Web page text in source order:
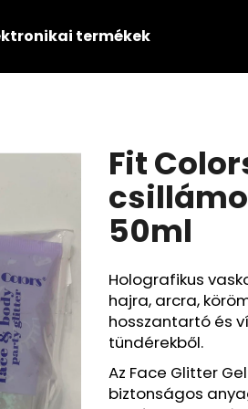
termékek
Fit
50ml
Holografikus
hajra, arcra,
hosszantartó és
tündérekből.
Az Face Glitter
biztonságos